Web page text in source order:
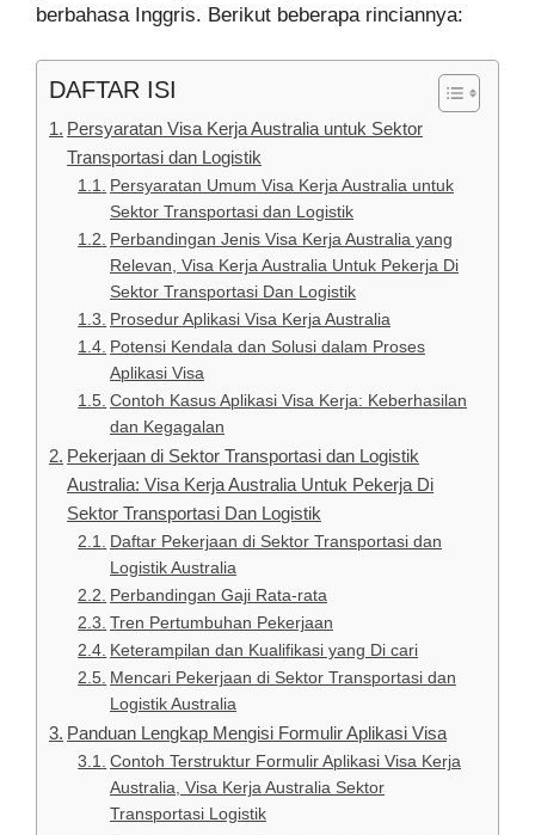
berbahasa Inggris. Berikut beberapa rinciannya:
DAFTAR ISI
Persyaratan Visa Kerja Australia untuk Sektor
Transportasi dan Logistik
Persyaratan Umum Visa Kerja Australia untuk
Sektor Transportasi dan Logistik
Perbandingan Jenis Visa Kerja Australia yang
Relevan, Visa Kerja Australia Untuk Pekerja Di
Sektor Transportasi Dan Logistik
Prosedur Aplikasi Visa Kerja Australia
Potensi Kendala dan Solusi dalam Proses
Aplikasi Visa
Contoh Kasus Aplikasi Visa Kerja: Keberhasilan
dan Kegagalan
Pekerjaan di Sektor Transportasi dan Logistik
Australia: Visa Kerja Australia Untuk Pekerja Di
Sektor Transportasi Dan Logistik
Daftar Pekerjaan di Sektor Transportasi dan
Logistik Australia
Perbandingan Gaji Rata-rata
Tren Pertumbuhan Pekerjaan
Keterampilan dan Kualifikasi yang Di cari
Mencari Pekerjaan di Sektor Transportasi dan
Logistik Australia
Panduan Lengkap Mengisi Formulir Aplikasi Visa
Contoh Terstruktur Formulir Aplikasi Visa Kerja
Australia, Visa Kerja Australia Sektor
Transportasi Logistik